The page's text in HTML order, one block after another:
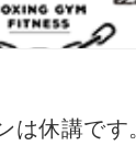
は休講です